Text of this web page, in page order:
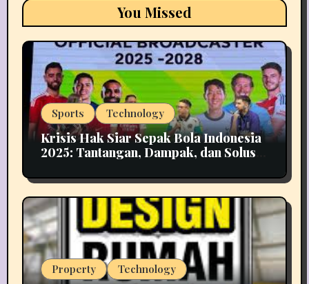
You Missed
Sports Technology
Krisis Hak Siar Sepak Bola Indonesia
2025: Tantangan, Dampak, dan Solusi
Property Technology